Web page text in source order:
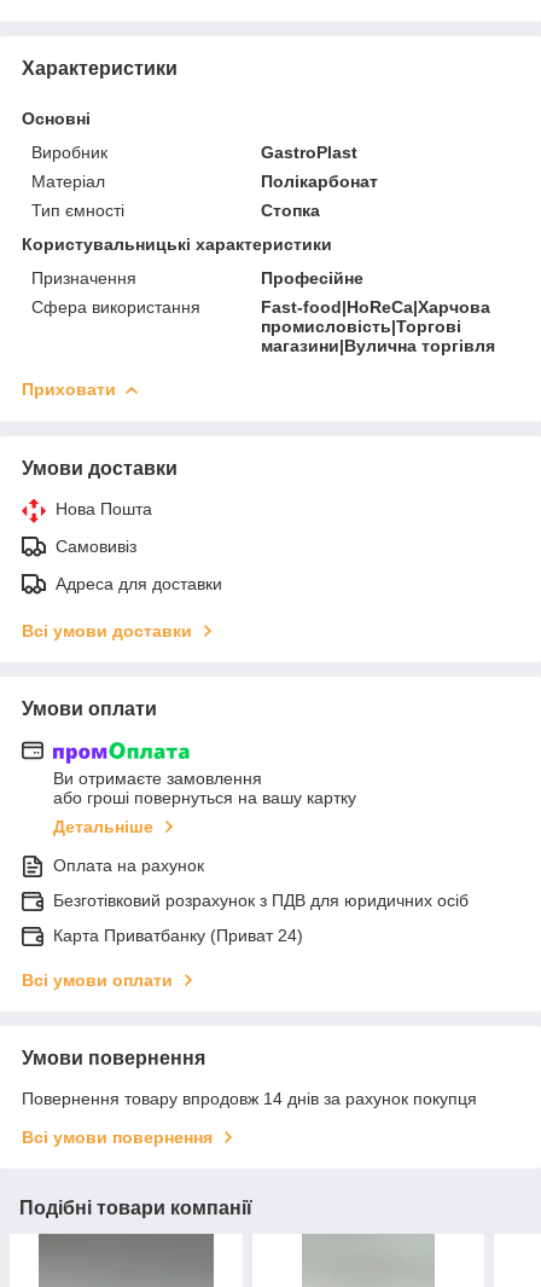
Характеристики
Основні
Виробник
GastroPlast
Матеріал
Полікарбонат
Тип ємності
Стопка
Користувальницькі характеристики
Призначення
Професійне
Сфера використання
Fast-food|HoReCa|Харчова
промисловість|Торгові
магазини|Вулична торгівля
Приховати
Умови доставки
Нова Пошта
Самовивіз
Адреса для доставки
Всі умови доставки
Умови оплати
Ви отримаєте замовлення
або гроші повернуться на вашу картку
Детальніше
Оплата на рахунок
Безготівковий розрахунок з ПДВ для юридичних осіб
Карта Приватбанку (Приват 24)
Всі умови оплати
Умови повернення
Повернення товару впродовж 14 днів за рахунок покупця
Всі умови повернення
Подібні товари компанії